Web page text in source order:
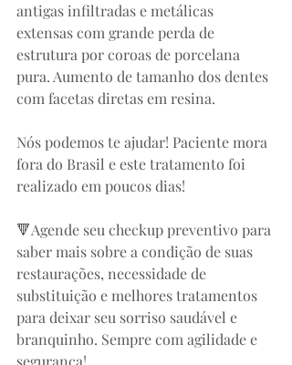
antigas infiltradas e metálicas
extensas com grande perda de
estrutura por coroas de porcelana
pura. Aumento de tamanho dos dentes
com facetas diretas em resina.
Nós podemos te ajudar! Paciente mora
fora do Brasil e este tratamento foi
realizado em poucos dias!
🔻Agende seu checkup preventivo para
saber mais sobre a condição de suas
restaurações, necessidade de
substituição e melhores tratamentos
para deixar seu sorriso saudável e
branquinho. Sempre com agilidade e
segurança!